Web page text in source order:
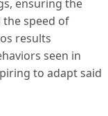
ensuring the
speed of
results
seen in
to adapt said